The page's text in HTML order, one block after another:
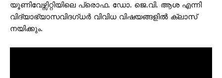
യൂണിവേഴ്സിറ്റിയിലെ പ്രൊഫ. ഡോ. ജെ.വി. ആശ എന്നി
വിദ്യാഭ്യാസവിദഗ്ധർ വിവിധ വിഷയങ്ങളിൽ ക്ലാസ്
നയിക്കും.